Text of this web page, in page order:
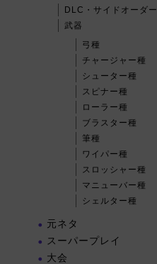
DLC・サイドオーダー
武器
弓種
チャージャー種
シューター種
スピナー種
ローラー種
ブラスター種
筆種
ワイパー種
スロッシャー種
マニューバー種
シェルター種
元ネタ
スーパープレイ
大会